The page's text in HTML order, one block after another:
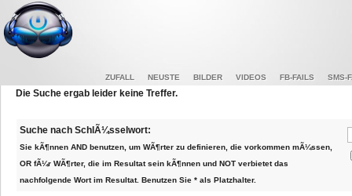
ZUFALL NEUSTE BILDER VIDEOS FB-FAILS SMS-
Die Suche ergab leider keine Treffer.
Suche nach SchlÃ¼sselwort:
Sie kÃ¶nnen AND benutzen, um WÃ¶rter zu definieren, die vorkommen mÃ¼ssen,
OR fÃ¼r WÃ¶rter, die im Resultat sein kÃ¶nnen und NOT verbietet das
nachfolgende Wort im Resultat. Benutzen Sie * als Platzhalter.